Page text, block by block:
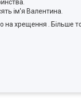
ім'я Валентина.
хрещення . Більше